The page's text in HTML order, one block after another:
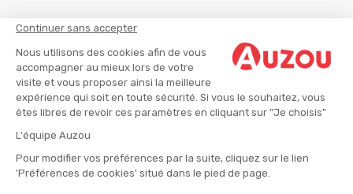
Continuer sans accepter
Nous utilisons des cookies afin de vous
accompagner au mieux lors de votre
visite et vous proposer ainsi la meilleure
expérience qui soit en toute sécurité. Si vous le souhaitez, vous
êtes libres de revoir ces paramètres en cliquant sur "Je choisis"
L'équipe Auzou
Pour modifier vos préférences par la suite, cliquez sur le lien
'Préférences de cookies' situé dans le pied de page.
Suivre mon colis
Infos consommateur
CGU
CGV
Mentions légales